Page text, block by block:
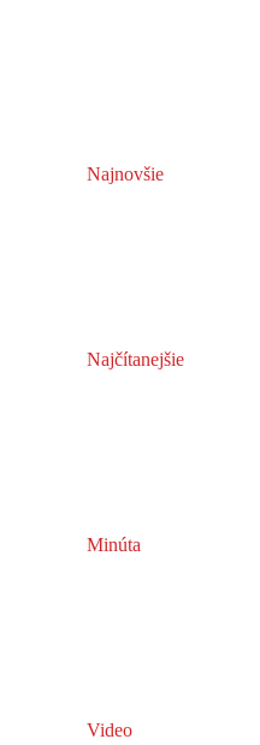
Najnovšie
Najčítanejšie
Minúta
Video